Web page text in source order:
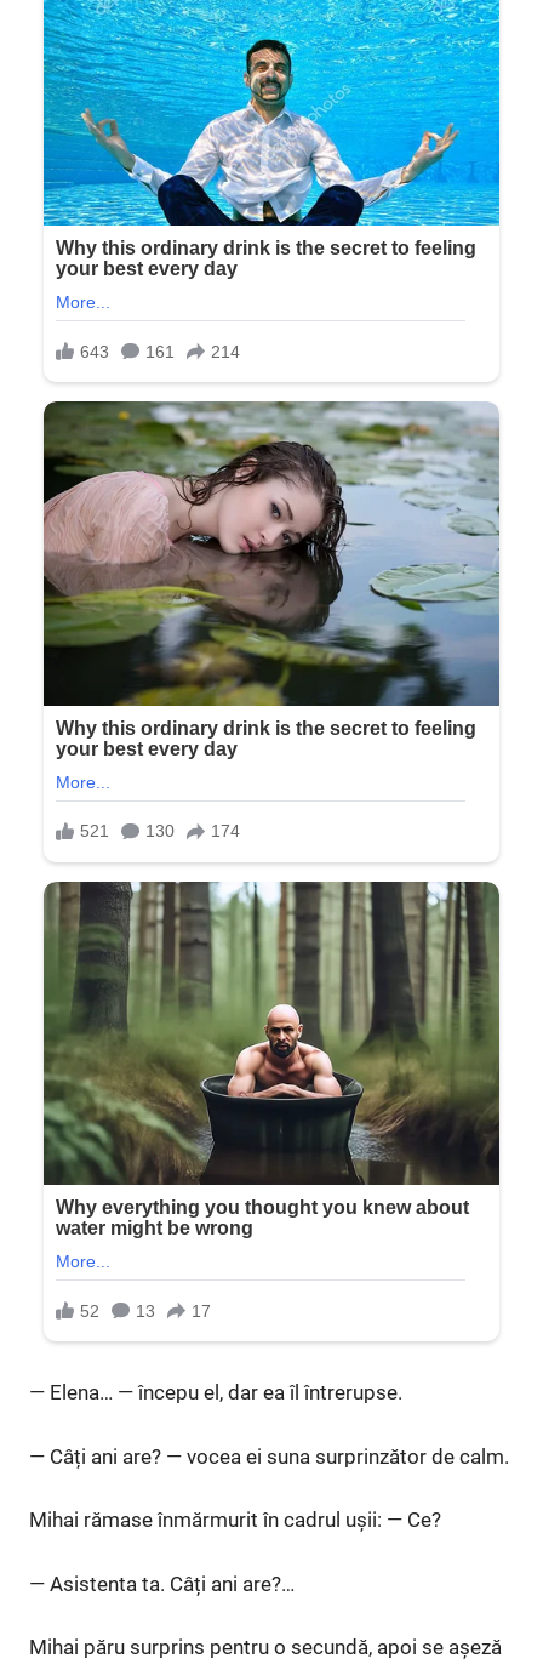
— Elena… — începu el, dar ea îl întrerupse.
— Câți ani are? — vocea ei suna surprinzător de calm.
Mihai rămase înmărmurit în cadrul ușii: — Ce?
— Asistenta ta. Câți ani are?…
Mihai păru surprins pentru o secundă, apoi se așeză